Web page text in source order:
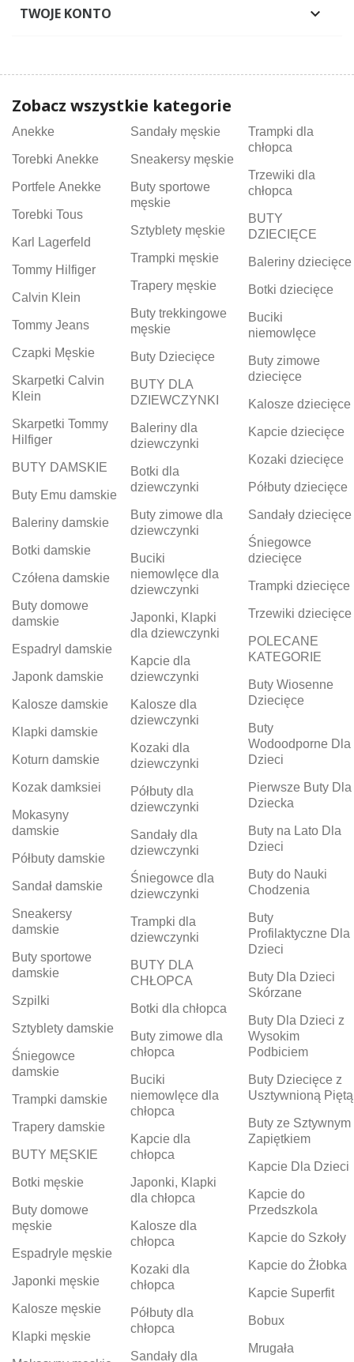
TWOJE KONTO 
Zobacz wszystkie kategorie
Anekke
Torebki Anekke
Portfele Anekke
Torebki Tous
Karl Lagerfeld
Tommy Hilfiger
Calvin Klein
Tommy Jeans
Czapki Męskie
Skarpetki Calvin
Klein
Skarpetki Tommy
Hilfiger
BUTY DAMSKIE
Buty Emu damskie
Baleriny damskie
Botki damskie
Czółena damskie
Buty domowe
damskie
Espadryl damskie
Japonk damskie
Kalosze damskie
Klapki damskie
Koturn damskie
Kozak damksiei
Mokasyny
damskie
Półbuty damskie
Sandał damskie
Sneakersy
damskie
Buty sportowe
damskie
Szpilki
Sztyblety damskie
Śniegowce
damskie
Trampki damskie
Trapery damskie
BUTY MĘSKIE
Botki męskie
Buty domowe
męskie
Espadryle męskie
Japonki męskie
Kalosze męskie
Klapki męskie
Sandały męskie
Sneakersy męskie
Buty sportowe
męskie
Sztyblety męskie
Trampki męskie
Trapery męskie
Buty trekkingowe
męskie
Buty Dziecięce
BUTY DLA
DZIEWCZYNKI
Baleriny dla
dziewczynki
Botki dla
dziewczynki
Buty zimowe dla
dziewczynki
Buciki
niemowlęce dla
dziewczynki
Japonki, Klapki
dla dziewczynki
Kapcie dla
dziewczynki
Kalosze dla
dziewczynki
Kozaki dla
dziewczynki
Półbuty dla
dziewczynki
Sandały dla
dziewczynki
Śniegowce dla
dziewczynki
Trampki dla
dziewczynki
BUTY DLA
CHŁOPCA
Botki dla chłopca
Buty zimowe dla
chłopca
Buciki
niemowlęce dla
chłopca
Kapcie dla
chłopca
Japonki, Klapki
dla chłopca
Kalosze dla
chłopca
Kozaki dla
chłopca
Półbuty dla
chłopca
Sandały dla
Trampki dla
chłopca
Trzewiki dla
chłopca
BUTY
DZIECIĘCE
Baleriny dziecięce
Botki dziecięce
Buciki
niemowlęce
Buty zimowe
dziecięce
Kalosze dziecięce
Kapcie dziecięce
Kozaki dziecięce
Półbuty dziecięce
Sandały dziecięce
Śniegowce
dziecięce
Trampki dziecięce
Trzewiki dziecięce
POLECANE
KATEGORIE
Buty Wiosenne
Dziecięce
Buty
Wodoodporne Dla
Dzieci
Pierwsze Buty Dla
Dziecka
Buty na Lato Dla
Dzieci
Buty do Nauki
Chodzenia
Buty
Profilaktyczne Dla
Dzieci
Buty Dla Dzieci
Skórzane
Buty Dla Dzieci z
Wysokim
Podbiciem
Buty Dziecięce z
Usztywnioną Piętą
Buty ze Sztywnym
Zapiętkiem
Kapcie Dla Dzieci
Kapcie do
Przedszkola
Kapcie do Szkoły
Kapcie do Żłobka
Kapcie Superfit
Bobux
Mrugała